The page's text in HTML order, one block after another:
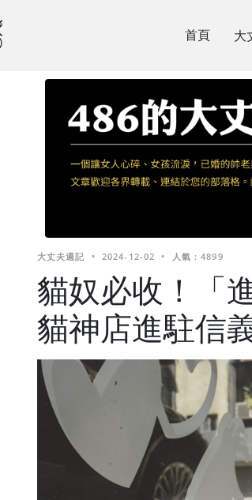
首頁 大
大丈夫週記 • 2024-12-02 • 人氣 : 4899
貓奴必收！「
貓神店進駐信